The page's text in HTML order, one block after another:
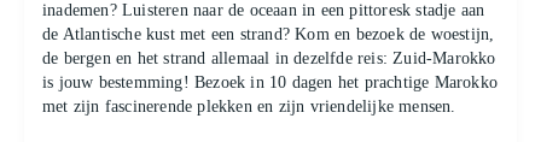
inademen? Luisteren naar de oceaan in een pittoresk stadje aan
de Atlantische kust met een strand? Kom en bezoek de woestijn,
de bergen en het strand allemaal in dezelfde reis: Zuid-Marokko
is jouw bestemming! Bezoek in 10 dagen het prachtige Marokko
met zijn fascinerende plekken en zijn vriendelijke mensen.